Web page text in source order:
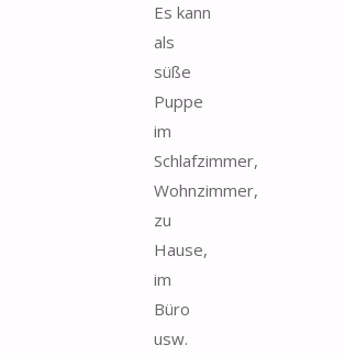
Es kann
als
süße
Puppe
im
Schlafzimmer,
Wohnzimmer,
zu
Hause,
im
Büro
usw.